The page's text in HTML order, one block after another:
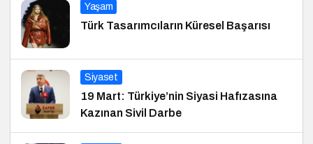
Yaşam
Türk Tasarımcıların Küresel Başarısı
Siyaset
19 Mart: Türkiye’nin Siyasi Hafızasına
Kazınan Sivil Darbe